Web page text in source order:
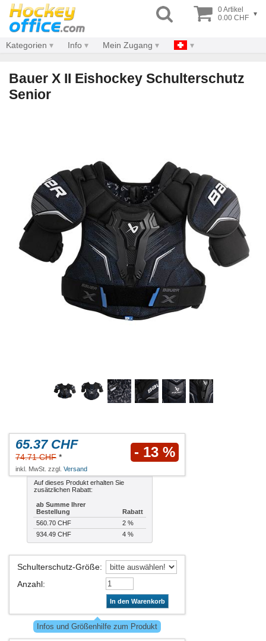
0 Artikel
0.00 CHF ▾
Kategorien Info Mein Zugang
Bauer X II Eishockey Schulterschutz
Senior
65.37 CHF
74.71 CHF * - 13 %
inkl. MwSt. zzgl. Versand
Auf dieses Produkt erhalten Sie
zusätzlichen Rabatt:
ab Summe Ihrer
Bestellung
Rabatt
560.70 CHF
2 %
934.49 CHF
4 %
Schulterschutz-Größe:
Anzahl:
In den Warenkorb
Infos und Größenhilfe zum Produkt